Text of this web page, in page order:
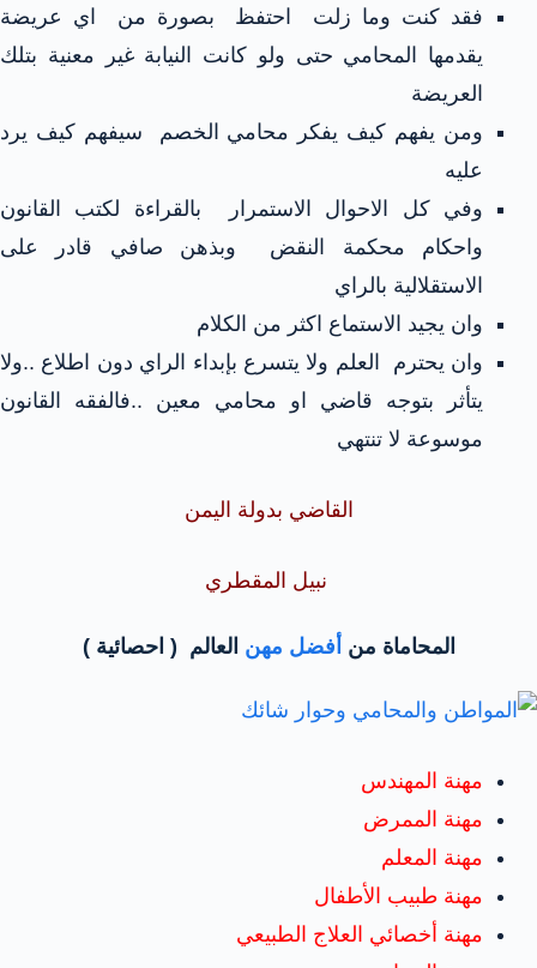
فقد كنت وما زلت احتفظ بصورة من اي عريضة
يقدمها المحامي حتى ولو كانت النيابة غير معنية بتلك
العريضة
ومن يفهم كيف يفكر محامي الخصم سيفهم كيف يرد
عليه
وفي كل الاحوال الاستمرار بالقراءة لكتب القانون
واحكام محكمة النقض وبذهن صافي قادر على
الاستقلالية بالراي
وان يجيد الاستماع اكثر من الكلام
وان يحترم العلم ولا يتسرع بإبداء الراي دون اطلاع ..ولا
يتأثر بتوجه قاضي او محامي معين ..فالفقه القانون
موسوعة لا تنتهي
القاضي بدولة اليمن
نبيل المقطري
المحاماة من أفضل مهن العالم ( احصائية )
مهنة المهندس
مهنة الممرض
مهنة المعلم
مهنة طبيب الأطفال
مهنة أخصائي العلاج الطبيعي